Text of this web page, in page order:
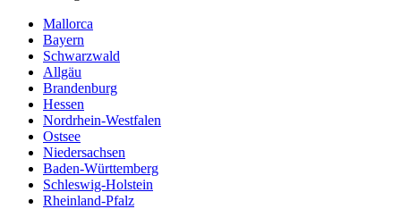
Mallorca
Bayern
Schwarzwald
Allgäu
Brandenburg
Hessen
Nordrhein-Westfalen
Ostsee
Niedersachsen
Baden-Württemberg
Schleswig-Holstein
Rheinland-Pfalz